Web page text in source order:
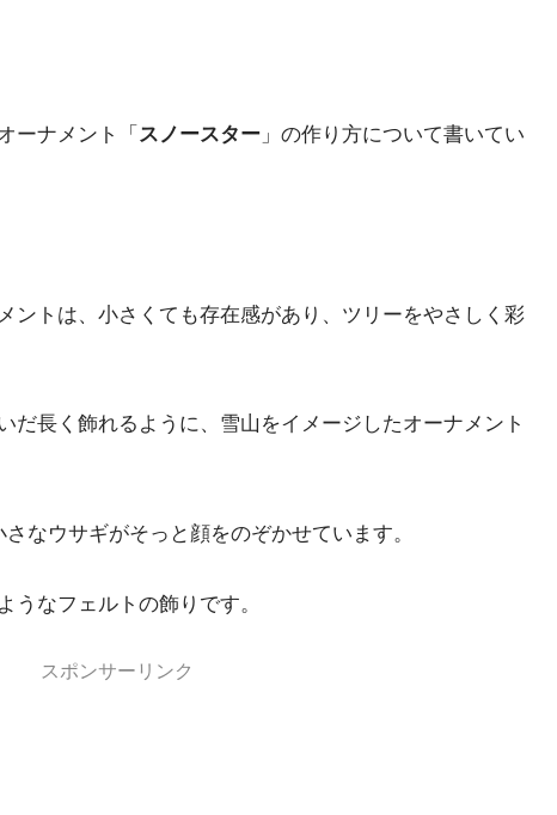
ーナメント「 スノースター 」の作り方について書いてい
ントは、小さくても存在感があり、ツリーをやさしく彩
だ長く飾れるように、雪山をイメージしたオーナメント
なウサギがそっと顔をのぞかせています。
うなフェルトの飾りです。
スポンサーリンク